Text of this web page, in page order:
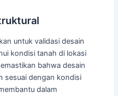
untuk validasi desain
kondisi tanah di lokasi
bahwa desain
sesuai dengan kondisi
dalam